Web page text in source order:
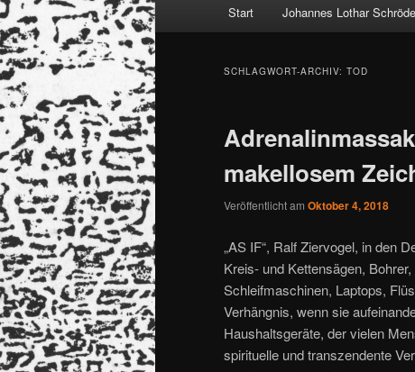
Start Johannes Lothar
SCHLAGWORT-ARCHIV: TOD
makellosem
Veröffentlicht am Oktober 4, 2018
„AS IF“, Ralf Ziervogel, in den
Kreis- und Kettensägen,
Schleifmaschinen, Laptops,
Verhängnis, wenn sie
Haushaltsgeräte, der vielen
spirituelle und transzendente